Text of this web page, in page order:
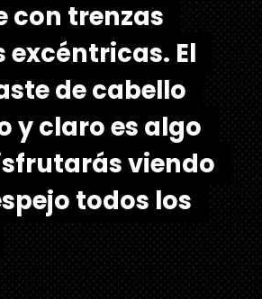
con trenzas
excéntricas. El
de cabello
y claro es algo
viendo
todos los
con trenzas
excéntricas. El
de cabello
y claro es algo
viendo
todos los